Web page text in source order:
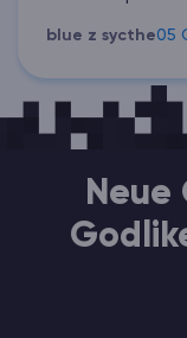
blue z sycthe05